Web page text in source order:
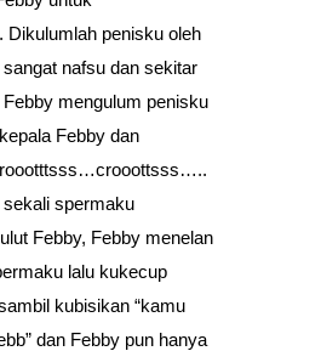
Dikulumlah penisku oleh
nafsu dan sekitar
mengulum penisku
Febby dan
spermaku
Febby, Febby menelan
lalu kukecup
kubisikan “kamu
dan Febby pun hanya